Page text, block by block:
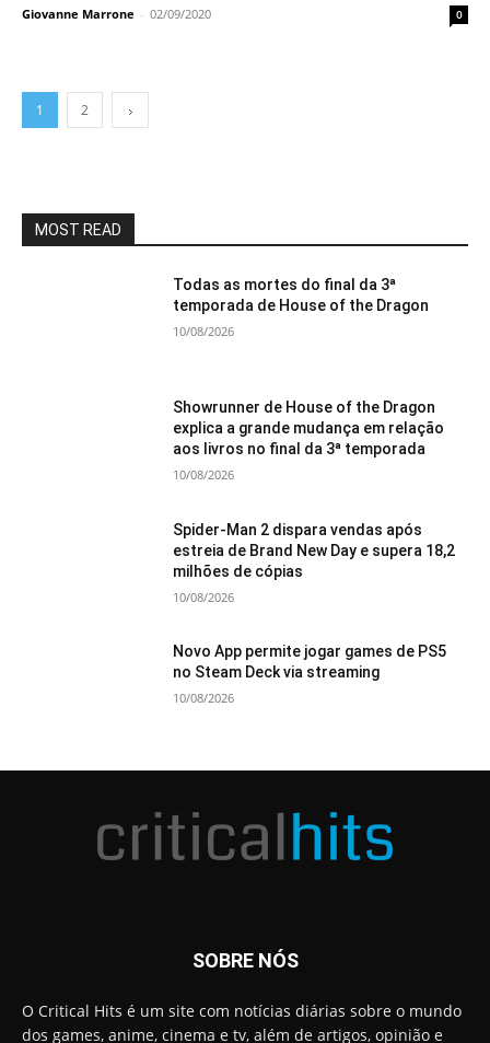
Giovanne Marrone - 02/09/2020 0
1 2
MOST READ
Todas as mortes do final da 3ª
temporada de House of the Dragon
10/08/2026
Showrunner de House of the Dragon
explica a grande mudança em relação
aos livros no final da 3ª temporada
10/08/2026
Spider-Man 2 dispara vendas após
estreia de Brand New Day e supera 18,2
milhões de cópias
10/08/2026
Novo App permite jogar games de PS5
no Steam Deck via streaming
10/08/2026
SOBRE NÓS
O Critical Hits é um site com notícias diárias sobre o mundo
dos games, anime, cinema e tv, além de artigos, opinião e